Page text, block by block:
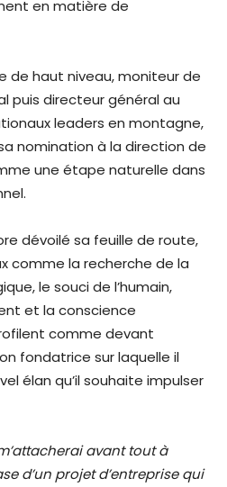
en matière de
de haut niveau, moniteur de
puis directeur général au
leaders en montagne,
sa nomination à la direction de
une étape naturelle dans
dévoilé sa feuille de route,
comme la recherche de la
le souci de l’humain,
et la conscience
comme devant
fondatrice sur laquelle il
élan qu’il souhaite impulser
m’attacherai avant tout à
d’un projet d’entreprise qui